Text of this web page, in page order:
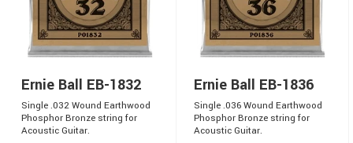
Ernie Ball EB-1832
Single .032 Wound Earthwood
Phosphor Bronze string for
Acoustic Guitar.
Ernie Ball EB-1836
Single .036 Wound Earthwood
Phosphor Bronze string for
Acoustic Guitar.